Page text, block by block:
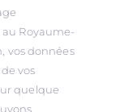
Royaume-
vos données
vos
quelque